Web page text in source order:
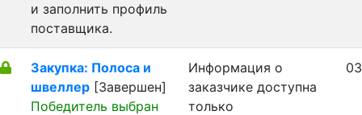
и заполнить профиль
поставщика.
Закупка: Полоса и
швеллер [Завершен]
Победитель выбран
Информация о
заказчике доступна
только